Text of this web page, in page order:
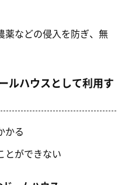
薬などの侵入を防ぎ、無
ルハウスとして利用す
かる
とができない